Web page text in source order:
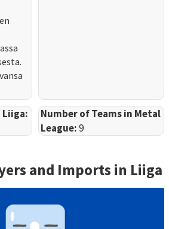
Liiga:
Number of Teams in Metal
League:9
and Imports in Liiga